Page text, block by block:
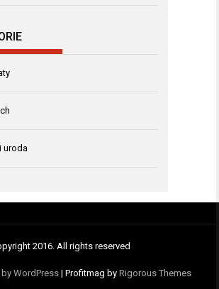
uroda
2016. All rights reserved
WordPress | Profitmag by Rigorous Themes